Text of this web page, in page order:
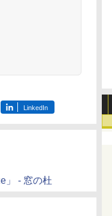
LinkedIn
」 - 窓の杜